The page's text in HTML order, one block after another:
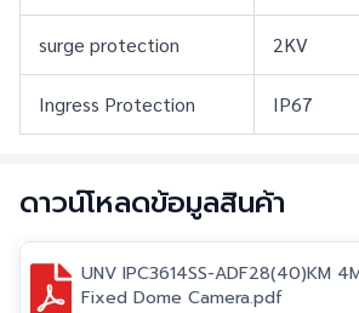
surge protection 2KV
Ingress Protection IP67
ดาวน์โหลดข้อมูลสินค้า
UNV IPC3614SS-ADF28(40)KM
Fixed Dome Camera.pdf